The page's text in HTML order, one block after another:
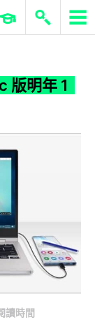
ERP 與商業 AI
版明年 1
讀時間